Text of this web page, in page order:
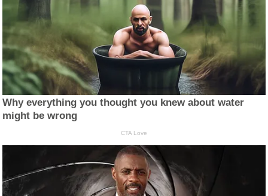
Why everything you thought you knew about water
might be wrong
CTA Love